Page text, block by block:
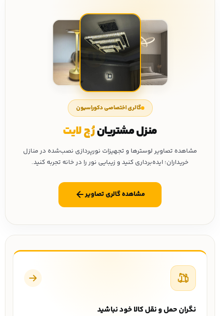
گالری اختصاصی دکوراسیون
منزل مشتریانرُچ لایت
مشاهده تصاویر لوسترها و تجهیزات نورپردازی نصب‌شده در منازل
خریداران؛ ایده‌برداری کنید و زیبایی نور را در خانه تجربه کنید.
مشاهده گالری تصاویر
نگران حمل و نقل کالا خود نباشید